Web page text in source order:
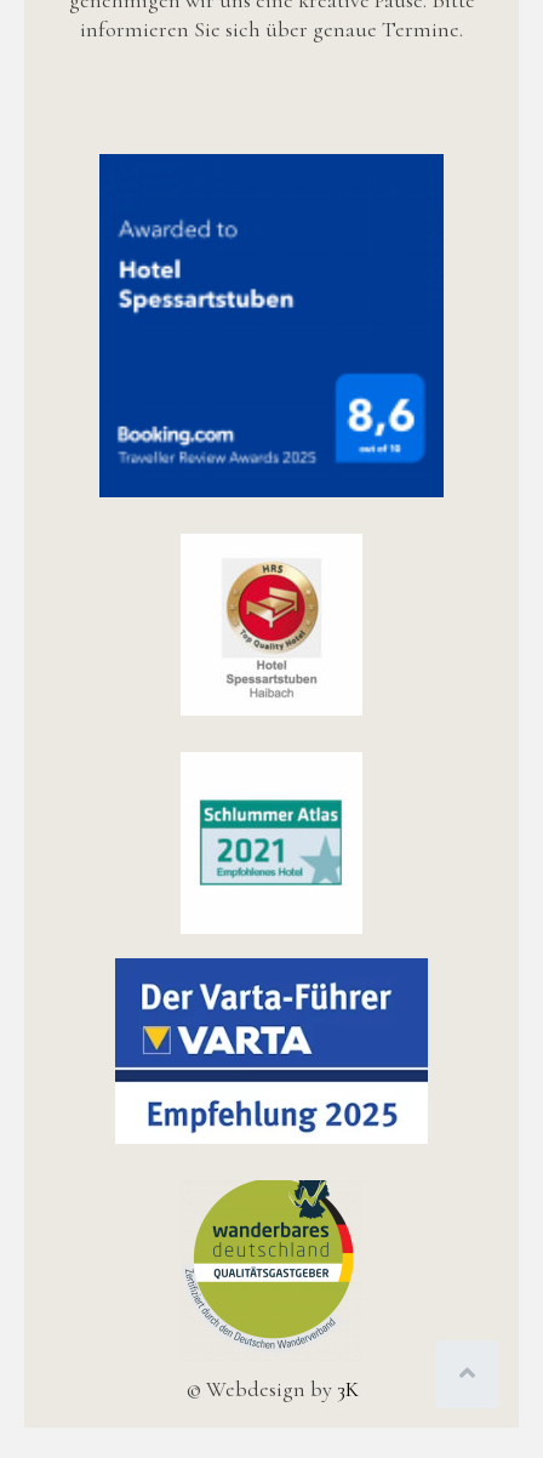
informieren Sie sich über genaue Termine.
© Webdesign by 3K